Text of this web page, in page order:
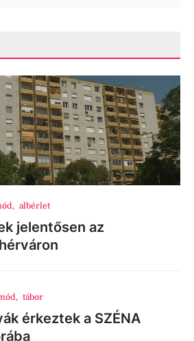
, albérlet
jelentősen az
, tábor
érkeztek a SZÉNA